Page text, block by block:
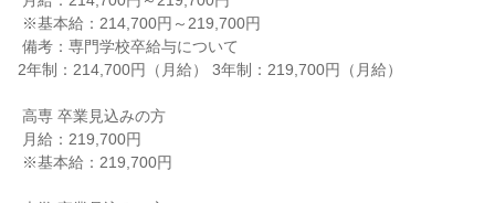
2年制：214,700円（月給） 3年制：219,700円（月給）